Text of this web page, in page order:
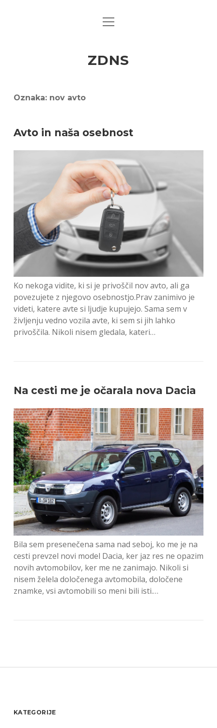
open
ZDNS
Oznaka: nov avto
Avto in naša osebnost
Ko nekoga vidite, ki si je privoščil nov avto, ali ga
povezujete z njegovo osebnostjo.Prav zanimivo je
videti, katere avte si ljudje kupujejo. Sama sem v
življenju vedno vozila avte, ki sem si jih lahko
privoščila. Nikoli nisem gledala, kateri…
Na cesti me je očarala nova Dacia
Bila sem presenečena sama nad seboj, ko me je na
cesti prevzel novi model Dacia, ker jaz res ne opazim
novih avtomobilov, ker me ne zanimajo. Nikoli si
nisem želela določenega avtomobila, določene
znamke, vsi avtomobili so meni bili isti.…
KATEGORIJE